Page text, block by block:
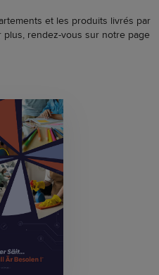
et les produits livrés par
rendez-vous sur notre page